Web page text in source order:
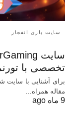
سایت بازی انفجار
تخصصی با
برای آشنایی با سایت
مقاله همراه…
9 ماه ago